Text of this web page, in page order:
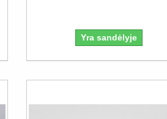
Yra sandėlyje